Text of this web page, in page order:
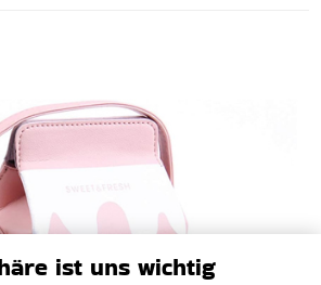
ist uns wichtig